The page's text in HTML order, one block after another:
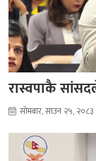
रास्वपाकै
सोमबार, साउन २५, २०८३